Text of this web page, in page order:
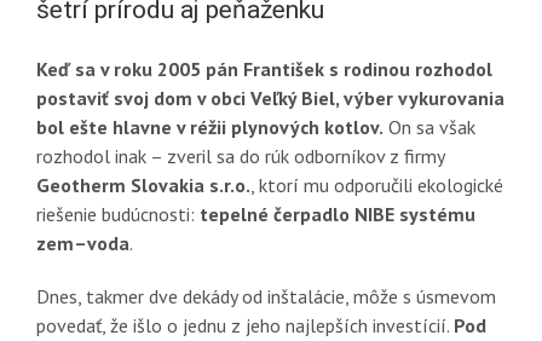
šetrí prírodu aj peňaženku
Keď sa v roku 2005 pán František s rodinou rozhodol
postaviť svoj dom v obci Veľký Biel, výber vykurovania
bol ešte hlavne v réžii plynových kotlov. On sa však
rozhodol inak – zveril sa do rúk odborníkov z firmy
Geotherm Slovakia s.r.o., ktorí mu odporučili ekologické
riešenie budúcnosti: tepelné čerpadlo NIBE systému
zem–voda.
Dnes, takmer dve dekády od inštalácie, môže s úsmevom
povedať, že išlo o jednu z jeho najlepších investícií. Pod